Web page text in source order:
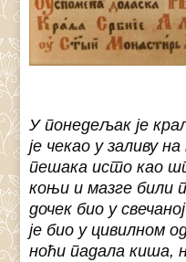
У понедељак је
је чекао у заливу
пешака исто као
коњи и мазге били
дочек био у
је био у цивилном
ноћи падала киша,